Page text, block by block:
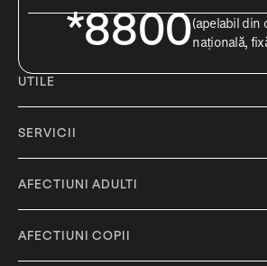
*8800(apelabil din
națională,
UTILE
SERVICII
AFECTIUNI ADULTI
AFECTIUNI COPII